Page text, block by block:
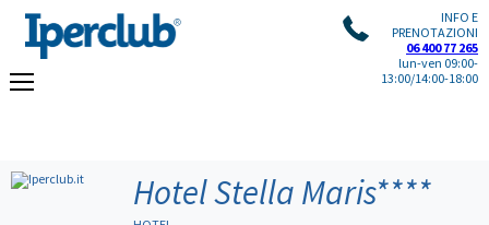
INFO E
PRENOTAZIONI
06 400 77 265
lun-ven 09:00-
13:00/14:00-18:00
Hotel Stella Maris****